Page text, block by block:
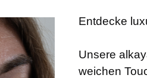
Entdecke
Unsere
weichen